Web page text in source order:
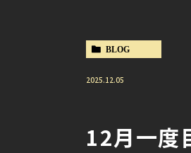
BLOG
2025.12.05
12月一度